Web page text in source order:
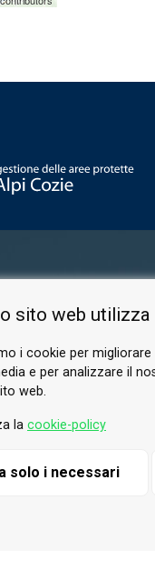
sito web utilizza
i cookie per
e per analizzare il
web.
la cookie-policy
solo i necessari